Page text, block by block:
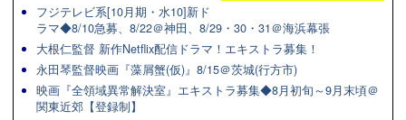
フジテレビ系[10月期・水10]新ド
ラマ◆8/10急募、8/22＠神田、8/29・30・31＠海浜幕張
大根仁監督 新作Netflix配信ドラマ！エキストラ募集！
永田琴監督映画『藻屑蟹(仮)』8/15＠茨城(行方市)
映画『全領域異常解決室』エキストラ募集◆8月初旬～9月末頃＠
関東近郊【登録制】